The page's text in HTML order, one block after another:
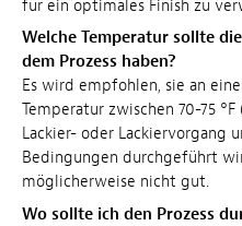
für ein optimales Finish zu
Welche Temperatur sollte
dem Prozess haben?
Es wird empfohlen, sie an
Temperatur zwischen 70-75
Lackier- oder Lackiervorgang
Bedingungen durchgeführt
möglicherweise nicht gut.
Wo sollte ich den Prozess